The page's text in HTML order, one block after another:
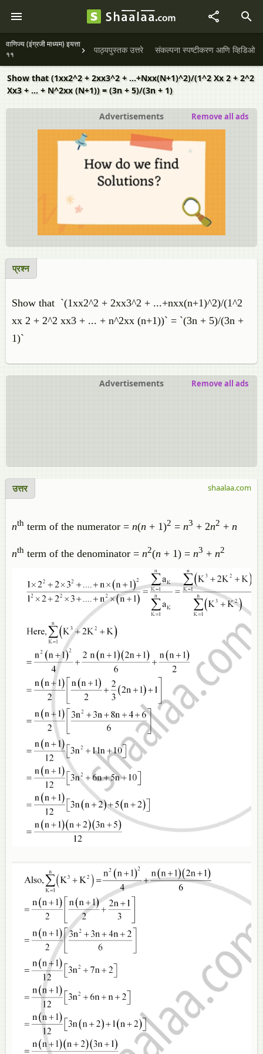
वाणिज्य (इंग्रजी माध्यम) इयत्ता
११
पाठ्यपुस्तक उत्तरे संकल्पना स्पष्टीकरण आणि व्हिडिओ
Show that (1xx2^2 + 2xx3^2 + ...+Nxx(N+1)^2)/(1^2 Xx 2 + 2^2
Xx3 + ... + N^2xx (N+1)) = (3n + 5)/(3n + 1)
Advertisements Remove all ads
प्रश्न
Show that `(1xx2^2 + 2xx3^2 + ...+nxx(n+1)^2)/(1^2
xx 2 + 2^2 xx3 + ... + n^2xx (n+1))` = `(3n + 5)/(3n +
1)`
Advertisements Remove all ads
उत्तर
nth term of the numerator = n(n + 1)2 = n3 + 2n2 + n
nth term of the denominator = n2(n + 1) = n3 + n2
shaalaa.com